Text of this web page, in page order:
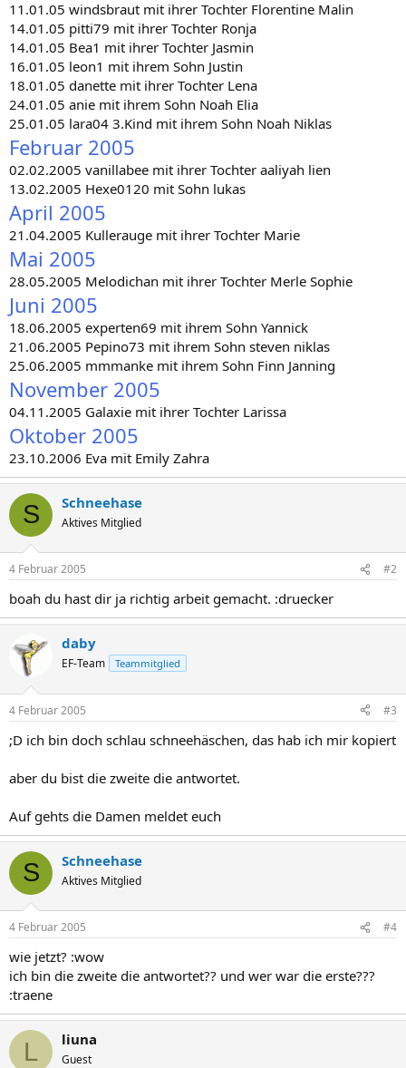
11.01.05 windsbraut mit ihrer Tochter Florentine Malin
14.01.05 pitti79 mit ihrer Tochter Ronja
14.01.05 Bea1 mit ihrer Tochter Jasmin
16.01.05 leon1 mit ihrem Sohn Justin
18.01.05 danette mit ihrer Tochter Lena
24.01.05 anie mit ihrem Sohn Noah Elia
25.01.05 lara04 3.Kind mit ihrem Sohn Noah Niklas
Februar 2005
02.02.2005 vanillabee mit ihrer Tochter aaliyah lien
13.02.2005 Hexe0120 mit Sohn lukas
April 2005
21.04.2005 Kullerauge mit ihrer Tochter Marie
Mai 2005
28.05.2005 Melodichan mit ihrer Tochter Merle Sophie
Juni 2005
18.06.2005 experten69 mit ihrem Sohn Yannick
21.06.2005 Pepino73 mit ihrem Sohn steven niklas
25.06.2005 mmmanke mit ihrem Sohn Finn Janning
November 2005
04.11.2005 Galaxie mit ihrer Tochter Larissa
Oktober 2005
23.10.2006 Eva mit Emily Zahra
S Schneehase
Aktives Mitglied
4 Februar 2005 #2
boah du hast dir ja richtig arbeit gemacht. :druecker
daby
EF-Team Teammitglied
4 Februar 2005 #3
;D ich bin doch schlau schneehäschen, das hab ich mir kopiert
aber du bist die zweite die antwortet.
Auf gehts die Damen meldet euch
S Schneehase
Aktives Mitglied
4 Februar 2005 #4
wie jetzt? :wow
ich bin die zweite die antwortet?? und wer war die erste???
:traene
L liuna
Guest